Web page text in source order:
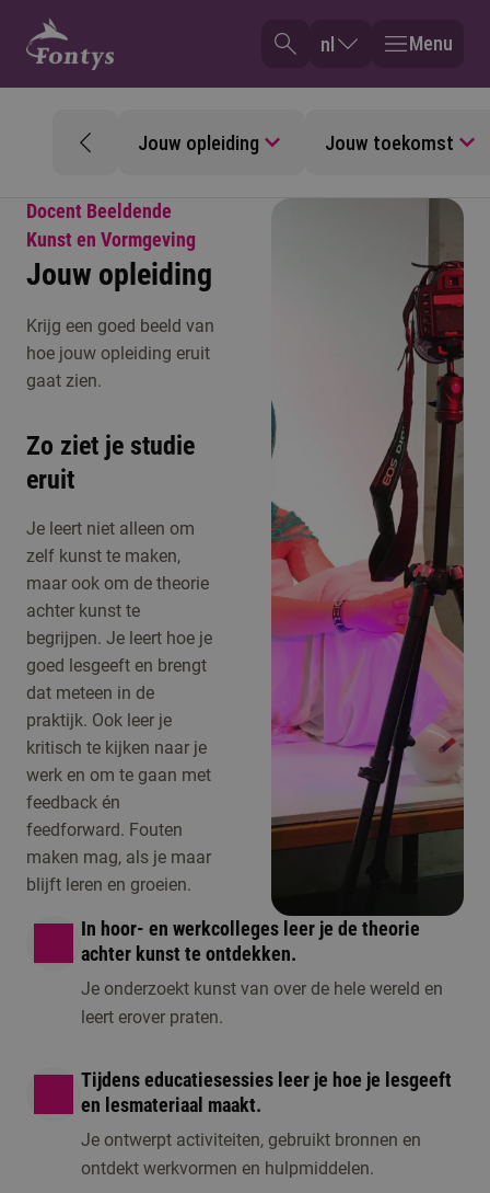
nl Menu
Jouw opleiding Jouw toekomst
Docent Beeldende
Kunst en Vormgeving
Jouw opleiding
Krijg een goed beeld van
hoe jouw opleiding eruit
gaat zien.
Zo ziet je studie
eruit
Je leert niet alleen om
zelf kunst te maken,
maar ook om de theorie
achter kunst te
begrijpen. Je leert hoe je
goed lesgeeft en brengt
dat meteen in de
praktijk. Ook leer je
kritisch te kijken naar je
werk en om te gaan met
feedback én
feedforward. Fouten
maken mag, als je maar
blijft leren en groeien.
In hoor- en werkcolleges leer je de theorie
achter kunst te ontdekken.
Je onderzoekt kunst van over de hele wereld en
leert erover praten.
Tijdens educatiesessies leer je hoe je lesgeeft
en lesmateriaal maakt.
Je ontwerpt activiteiten, gebruikt bronnen en
ontdekt werkvormen en hulpmiddelen.